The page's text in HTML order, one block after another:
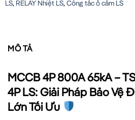
LS, RELAY Nhiệt LS,Công tắc ổ cắm LS
MÔ TẢ
MCCB 4P 800A 65kA –
4P LS: Giải Pháp Bảo Vệ
Lớn Tối Ưu